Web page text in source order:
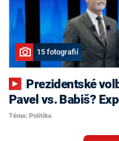
15 fotografií
Pavel vs. Babiš?
Téma: Politika